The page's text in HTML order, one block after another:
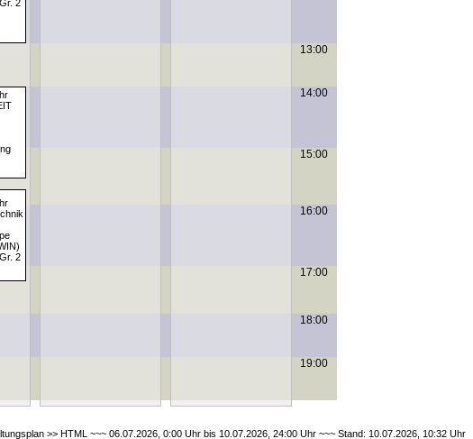
2
13:00
14:00
15:00
2
16:00
17:00
18:00
19:00
>> HTML ~~~ 06.07.2026, 0:00 Uhr bis 10.07.2026, 24:00 Uhr ~~~ Stand: 10.07.2026, 10:32 Uhr